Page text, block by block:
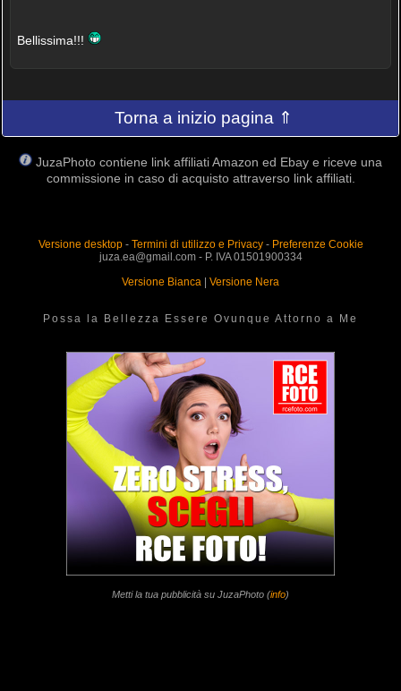
Bellissima!!!
Torna a inizio pagina ⇑
JuzaPhoto contiene link affiliati Amazon ed Ebay e riceve una
commissione in caso di acquisto attraverso link affiliati.
Versione desktop- Termini di utilizzo e Privacy- Preferenze Cookie
juza.ea@gmail.com - P. IVA 01501900334
Versione Bianca
Versione Nera
Possa la Bellezza Essere Ovunque Attorno a Me
Metti la tua pubblicità su JuzaPhoto (info)